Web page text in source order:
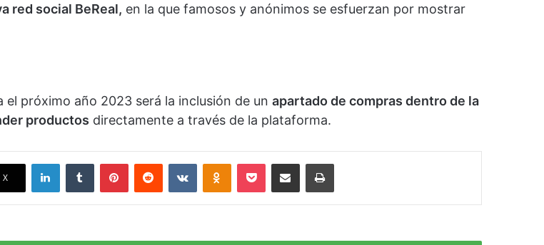
red social BeReal, en la que famosos y anónimos se esfuerzan por mostrar
próximo año 2023 será la inclusión de un apartado de compras dentro de la
productos directamente a través de la plataforma.
X
LinkedInTumblr PinterestReddit VKontakteOdnoklassniki
Pocket Compartir por correo electrónicoImprimir